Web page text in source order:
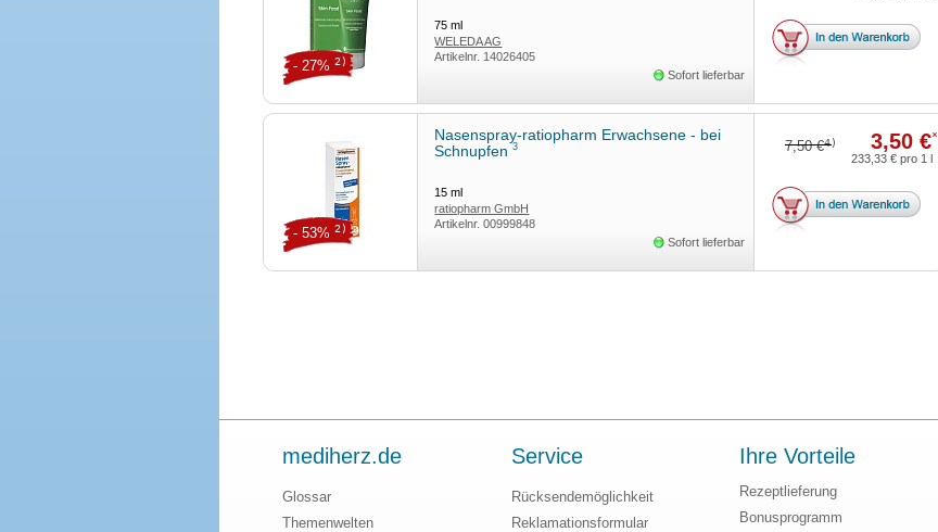
75ml
WELEDA AG
Artikelnr. 14026405
Sofort lieferbar
- 27% 2)
Nasenspray-ratiopharm Erwachsene - bei
Schnupfen3
15ml
ratiopharm GmbH
Artikelnr.00999848
Sofort lieferbar
7,50 €4) 3,50 €*
- 53% 2)
233,33 € pro 1 l
mediherz.de
Glossar
Themenwelten
Service
Rücksendemöglichkeit
Reklamationsformular
Ihre Vorteile
Rezeptlieferung
Bonusprogramm